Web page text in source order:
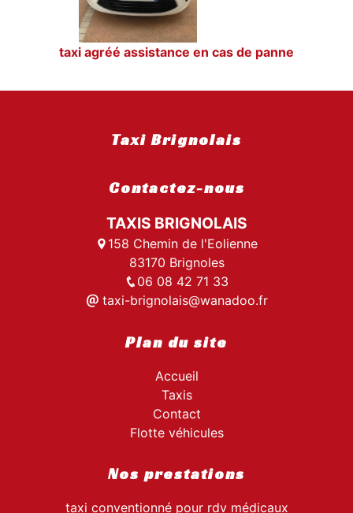
taxi agréé assistance en cas de panne
Taxi Brignolais
Contactez-nous
TAXIS BRIGNOLAIS
158 Chemin de l'Eolienne
83170 Brignoles
06 08 42 71 33
taxi-brignolais@wanadoo.fr
Plan du site
Accueil
Taxis
Contact
Flotte véhicules
Nos prestations
taxi conventionné pour rdv médicaux